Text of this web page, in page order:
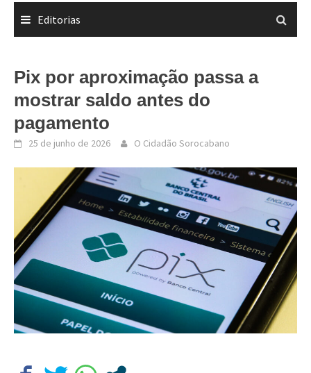
Editorias
Pix por aproximação passa a
mostrar saldo antes do
pagamento
25 de junho de 2026 O Cidadão Sorocabano